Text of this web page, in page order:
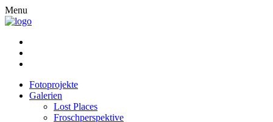
Menu
Fotoprojekte
Galerien
Lost Places
Froschperspektive